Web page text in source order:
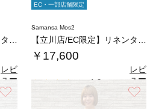
レビ
ュー
を見
る
EC・一部店舗限定
Samansa Mos2
￥17,600
4.0（1）
レビ
ュー
を見
る